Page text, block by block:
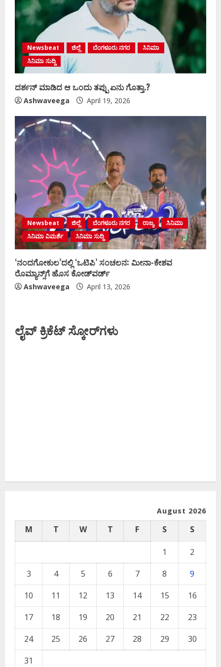
Newsbeat ಜಿಲ್ಲೆ ಬೆಂಗಳೂರು ನಗರ
ಸಿನಿಮಾ
ಸಿನಿಮಾ ಸುದ್ದಿ
ದರ್ಶನ್‌ ಮಾಡಿದ ಆ ಒಂದು ತಪ್ಪು ಏನು ಗೊತ್ತಾ.?
Ashwaveega April 19, 2026
Newsbeat ಜಿಲ್ಲೆ ಬೆಂಗಳೂರು ನಗರ ರಾಜ್ಯ
ಸಿನಿಮಾ
ಸಿನಿಮಾ ವಿಮರ್ಶೆ
ಸಿನಿಮಾ ಸುದ್ದಿ
‘ನಂದಗೋಕುಲ’ದಲ್ಲಿ ‘ಒಟಿಪಿ’ ಸಂಚಲನ: ಮೀನಾ-ಕೇಶವ
ರೊಮ್ಯಾನ್ಸ್‌ಗೆ ಹೊಸ ಕೋಡ್‌ವರ್ಡ್
Ashwaveega April 13, 2026
ಲೈವ್ ಕ್ರಿಕೆಟ್ ಸ್ಕೋರ್‌ಗಳು
August 2026
M T W T F S S
1
2
3
4 5 6 7 8
9
10
11 12 13 14 15
16
17
18 19 20 21 22
23
24
25 26 27 28 29
30
31